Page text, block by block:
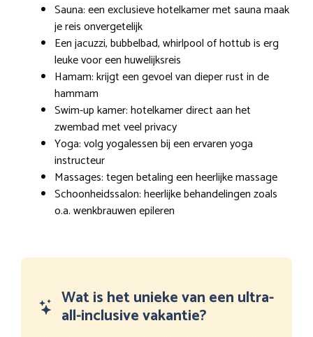
Sauna: een exclusieve hotelkamer met sauna maak
je reis onvergetelijk
Een jacuzzi, bubbelbad, whirlpool of hottub is erg
leuke voor een huwelijksreis
Hamam: krijgt een gevoel van dieper rust in de
hammam
Swim-up kamer: hotelkamer direct aan het
zwembad met veel privacy
Yoga: volg yogalessen bij een ervaren yoga
instructeur
Massages: tegen betaling een heerlijke massage
Schoonheidssalon: heerlijke behandelingen zoals
o.a. wenkbrauwen epileren
Wat is het unieke van een ultra-
all-inclusive vakantie?